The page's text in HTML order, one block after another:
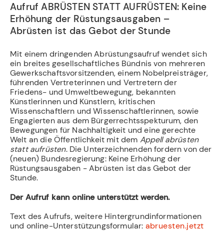
Aufruf ABRÜSTEN STATT AUFRÜSTEN: Keine
Erhöhung der Rüstungsausgaben –
Abrüsten ist das Gebot der Stunde
Mit einem dringenden Abrüstungsaufruf wendet sich
ein breites gesellschaftliches Bündnis von mehreren
Gewerkschaftsvorsitzenden, einem Nobelpreisträger,
führenden Vertreterinnen und Vertretern der
Friedens- und Umweltbewegung, bekannten
Künstlerinnen und Künstlern, kritischen
Wissenschaftlern und Wissenschaftlerinnen, sowie
Engagierten aus dem Bürgerrechtsspekturum, den
Bewegungen für Nachhaltigkeit und eine gerechte
Welt an die Öffentlichkeit mit dem Appell abrüsten
statt aufrüsten. Die Unterzeichnenden fordern von der
(neuen) Bundesregierung: Keine Erhöhung der
Rüstungsausgaben - Abrüsten ist das Gebot der
Stunde.
Der Aufruf kann online unterstützt werden.
Text des Aufrufs, weitere Hintergrundinformationen
und online-Unterstützungsformular: abruesten.jetzt